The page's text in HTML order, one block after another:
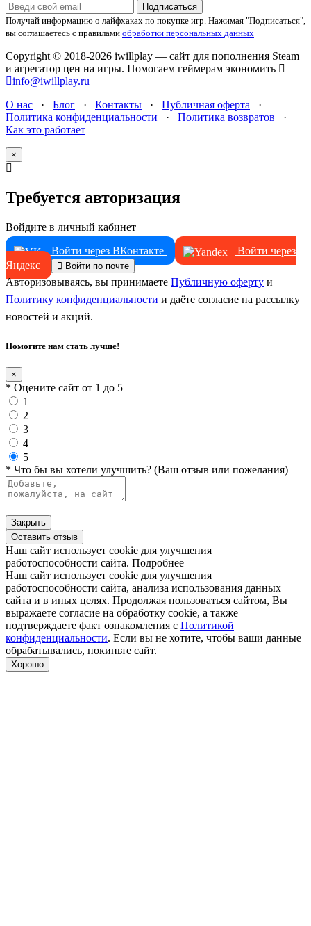
Подписаться
Получай информацию о лайфхаках по покупке игр. Нажимая "Подписаться",
вы соглашаетесь с правилами обработки персональных данных
Copyright © 2018-2026 iwillplay — сайт для пополнения Steam
и агрегатор цен на игры. Помогаем геймерам экономить
info@iwillplay.ru
О нас · Блог · Контакты · Публичная оферта ·
Политика конфиденциальности · Политика возвратов ·
Как это работает
×
Требуется авторизация
Войдите в личный кабинет
Войти через ВКонтакте
Войти через
Яндекс
Войти по почте
Авторизовываясь, вы принимаете Публичную оферту и
Политику конфиденциальности и даёте согласие на рассылку
новостей и акций.
Помогите нам стать лучше!
×
* Оцените сайт от 1 до 5
1
2
3
4
5
* Что бы вы хотели улучшить? (Ваш отзыв или пожелания)
Закрыть
Оставить отзыв
Наш сайт использует cookie для улучшения
работоспособности сайта. Подробнее
Наш сайт использует cookie для улучшения
работоспособности сайта, анализа использования данных
сайта и в иных целях. Продолжая пользоваться сайтом, Вы
выражаете согласие на обработку cookie, а также
подтверждаете факт ознакомления с Политикой
конфиденциальности. Если вы не хотите, чтобы ваши данные
обрабатывались, покиньте сайт.
Хорошо